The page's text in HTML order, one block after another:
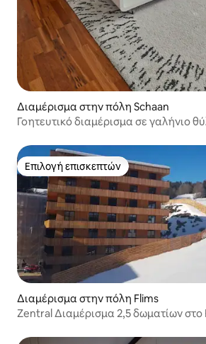
Διαμέρισμα στην πόλη Schaan
Γοητευτικό διαμέρισμα σε γαλήνιο
Επιλογή επισκεπτών
Επιλογή επισκεπτών
Διαμέρισμα στην πόλη Flims
Zentral Διαμέρισμα 2,5 δωματίων